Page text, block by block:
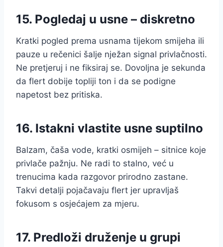
15. Pogledaj u usne – diskretno
Kratki pogled prema usnama tijekom smijeha ili
pauze u rečenici šalje nježan signal privlačnosti.
Ne pretjeruj i ne fiksiraj se. Dovoljna je sekunda
da flert dobije topliji ton i da se podigne
napetost bez pritiska.
16. Istakni vlastite usne suptilno
Balzam, čaša vode, kratki osmijeh – sitnice koje
privlače pažnju. Ne radi to stalno, već u
trenucima kada razgovor prirodno zastane.
Takvi detalji pojačavaju flert jer upravljaš
fokusom s osjećajem za mjeru.
17. Predloži druženje u grupi